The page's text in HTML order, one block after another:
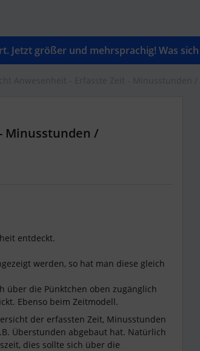
Jetzt größer und mehrsprachig! Was
Minusstunden /
entdeckt.
werden, so hat man diese gleich
über die Pünktchen oben zugänglich
Ebenso beim Zeitmodell.
der erfassten Zeit, Minusstunden
Überstunden abgebaut hat. Natürlich
dies sollte sich über die